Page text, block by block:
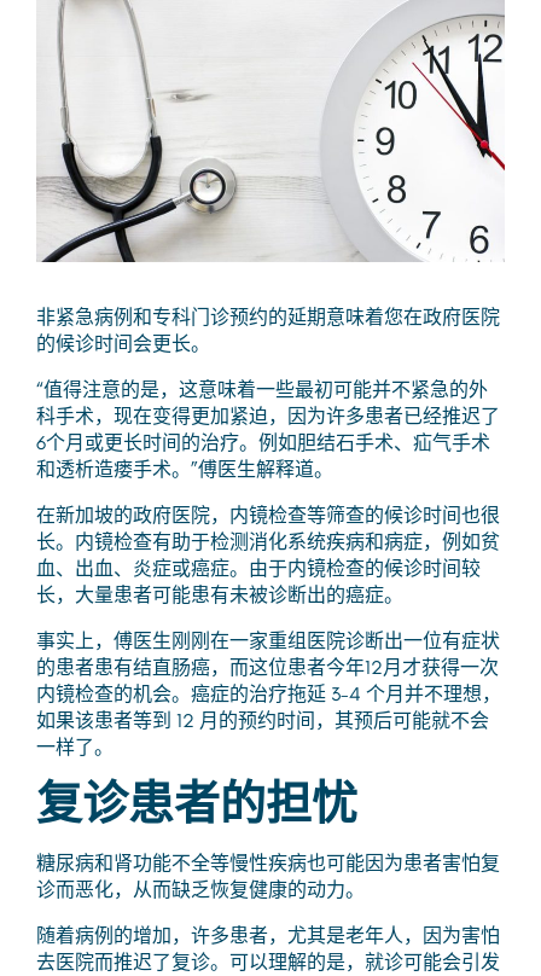
非紧急病例和专科门诊预约的延期意味着您在政府医院
的候诊时间会更长。
“值得注意的是，这意味着一些最初可能并不紧急的外
科手术，现在变得更加紧迫，因为许多患者已经推迟了
6个月或更长时间的治疗。例如胆结石手术、疝气手术
和透析造瘘手术。”傅医生解释道。
在新加坡的政府医院，内镜检查等筛查的候诊时间也很
长。内镜检查有助于检测消化系统疾病和病症，例如贫
血、出血、炎症或癌症。由于内镜检查的候诊时间较
长，大量患者可能患有未被诊断出的癌症。
事实上，傅医生刚刚在一家重组医院诊断出一位有症状
的患者患有结直肠癌，而这位患者今年12月才获得一次
内镜检查的机会。癌症的治疗拖延 3-4 个月并不理想，
如果该患者等到 12 月的预约时间，其预后可能就不会
一样了。
复诊患者的担忧
糖尿病和肾功能不全等慢性疾病也可能因为患者害怕复
诊而恶化，从而缺乏恢复健康的动力。
随着病例的增加，许多患者，尤其是老年人，因为害怕
去医院而推迟了复诊。可以理解的是，就诊可能会引发